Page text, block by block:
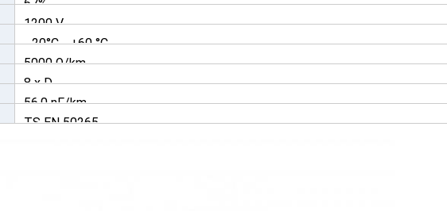
67%
1200 V
-20°C… +60 °C
5000 Ω/km
8 x D
56.0 nF/km
TS EN 50265